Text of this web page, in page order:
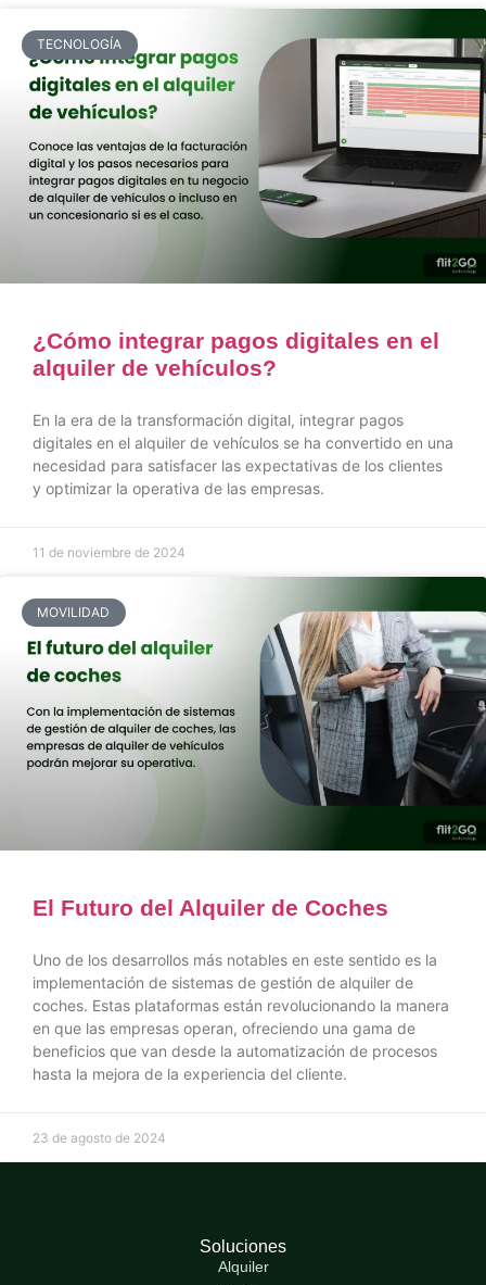
TECNOLOGÍA
¿Cómo integrar pagos digitales en el
alquiler de vehículos?
En la era de la transformación digital, integrar pagos
digitales en el alquiler de vehículos se ha convertido en una
necesidad para satisfacer las expectativas de los clientes
y optimizar la operativa de las empresas.
11 de noviembre de 2024
MOVILIDAD
El Futuro del Alquiler de Coches
Uno de los desarrollos más notables en este sentido es la
implementación de sistemas de gestión de alquiler de
coches. Estas plataformas están revolucionando la manera
en que las empresas operan, ofreciendo una gama de
beneficios que van desde la automatización de procesos
hasta la mejora de la experiencia del cliente.
23 de agosto de 2024
Soluciones
Alquiler